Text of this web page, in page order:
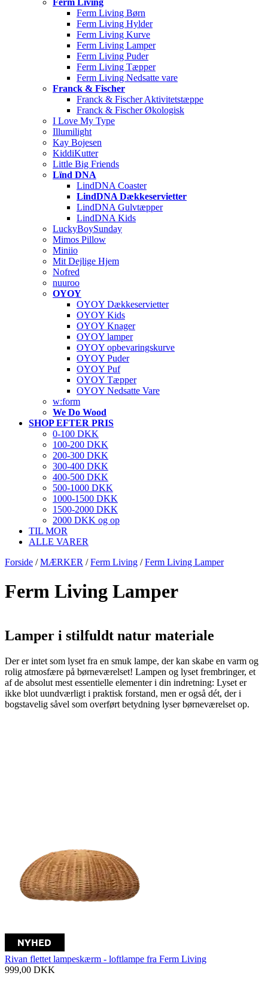
Ferm Living
Ferm Living Børn
Ferm Living Hylder
Ferm Living Kurve
Ferm Living Lamper
Ferm Living Puder
Ferm Living Tæpper
Ferm Living Nedsatte vare
Franck & Fischer
Franck & Fischer Aktivitetstæppe
Franck & Fischer Økologisk
I Love My Type
Illumilight
Kay Bojesen
KiddiKutter
Little Big Friends
Lïnd DNA
LindDNA Coaster
LindDNA Dækkeservietter
LindDNA Gulvtæpper
LindDNA Kids
LuckyBoySunday
Mimos Pillow
Miniio
Mit Dejlige Hjem
Nofred
nuuroo
OYOY
OYOY Dækkeservietter
OYOY Kids
OYOY Knager
OYOY lamper
OYOY opbevaringskurve
OYOY Puder
OYOY Puf
OYOY Tæpper
OYOY Nedsatte Vare
w:form
We Do Wood
SHOP EFTER PRIS
0-100 DKK
100-200 DKK
200-300 DKK
300-400 DKK
400-500 DKK
500-1000 DKK
1000-1500 DKK
1500-2000 DKK
2000 DKK og op
TIL MOR
ALLE VARER
Forside /MÆRKER /Ferm Living /Ferm Living Lamper
Ferm Living Lamper
Lamper i stilfuldt natur materiale
Der er intet som lyset fra en smuk lampe, der kan skabe en varm og
rolig atmosfære på børneværelset! Lampen og lyset frembringer, et
af de absolut mest essentielle elementer i din indretning: Lyset er
ikke blot uundværligt i praktisk forstand, men er også dét, der i
bogstavelig såvel som overført betydning lyser børneværelset op.
Rivan flettet lampeskærm - loftlampe fra Ferm Living
999,00 DKK